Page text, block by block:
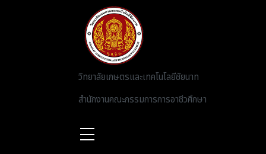
วิทยาลัยเกษตรและเทคโนโลยีชัยนาท
สำนักงานคณะกรรมการการอาชีวศึกษา